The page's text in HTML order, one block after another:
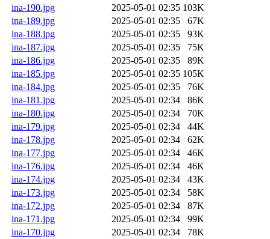
ina-190.jpg
2025-05-01 02:35 103K
ina-189.jpg
2025-05-01 02:35
67K
ina-188.jpg
2025-05-01 02:35
93K
ina-187.jpg
2025-05-01 02:35
75K
ina-186.jpg
2025-05-01 02:35
89K
ina-185.jpg
2025-05-01 02:35 105K
ina-184.jpg
2025-05-01 02:35
76K
ina-181.jpg
2025-05-01 02:34
86K
ina-180.jpg
2025-05-01 02:34
70K
ina-179.jpg
2025-05-01 02:34
44K
ina-178.jpg
2025-05-01 02:34
62K
ina-177.jpg
2025-05-01 02:34
46K
ina-176.jpg
2025-05-01 02:34
46K
ina-174.jpg
2025-05-01 02:34
43K
ina-173.jpg
2025-05-01 02:34
58K
ina-172.jpg
2025-05-01 02:34
87K
ina-171.jpg
2025-05-01 02:34
99K
ina-170.jpg
2025-05-01 02:34
78K